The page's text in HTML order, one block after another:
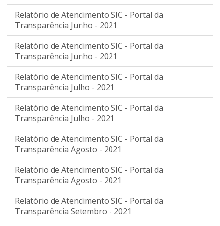
Relatório de Atendimento SIC - Portal da
Transparência Junho - 2021
Relatório de Atendimento SIC - Portal da
Transparência Junho - 2021
Relatório de Atendimento SIC - Portal da
Transparência Julho - 2021
Relatório de Atendimento SIC - Portal da
Transparência Julho - 2021
Relatório de Atendimento SIC - Portal da
Transparência Agosto - 2021
Relatório de Atendimento SIC - Portal da
Transparência Agosto - 2021
Relatório de Atendimento SIC - Portal da
Transparência Setembro - 2021